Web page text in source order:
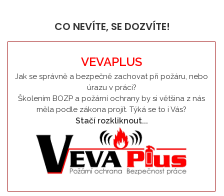
CO NEVÍTE, SE DOZVÍTE!
VEVAPLUS
Jak se správně a bezpečně zachovat při požáru, nebo
úrazu v práci?
Školením BOZP a požární ochrany by si většina z nás
měla podle zákona projít. Týká se to i Vás?
Stačí rozkliknout...